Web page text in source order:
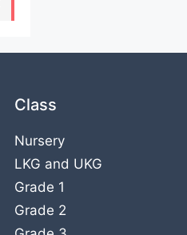
Class
Nursery
LKG and UKG
Grade 1
Grade 2